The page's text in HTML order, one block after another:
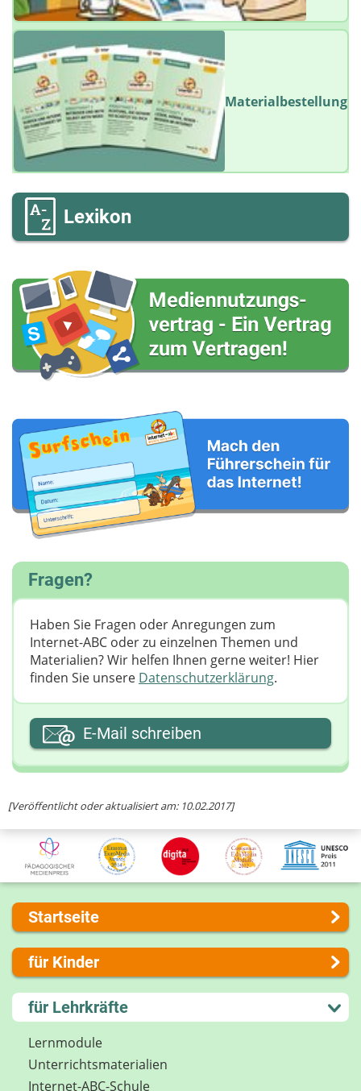
[Veröffentlicht oder aktualisiert am: 10.02.2017]
Materialbestellung
Lexikon
Fragen?
Haben Sie Fragen oder Anregungen zum
Internet-ABC oder zu einzelnen Themen und
Materialien? Wir helfen Ihnen gerne weiter! ​Hier
finden Sie unsere Datenschutzerklärung.
Ihre E-Mail-Adresse
E-Mail schreiben
Startseite
Über uns
Presse
Kontakt
Impressum
Internet-ABC Sitemap
Barrierefreiheit
Länderprojekte
für Kinder
Lernen und Schule
Hobby und Freizeit
Spiel und Spaß
Mitreden und Mitmachen
Lexikon
für Lehrkräfte
Lernmodule
Unterrichts­materialien
Internet-ABC-Schule